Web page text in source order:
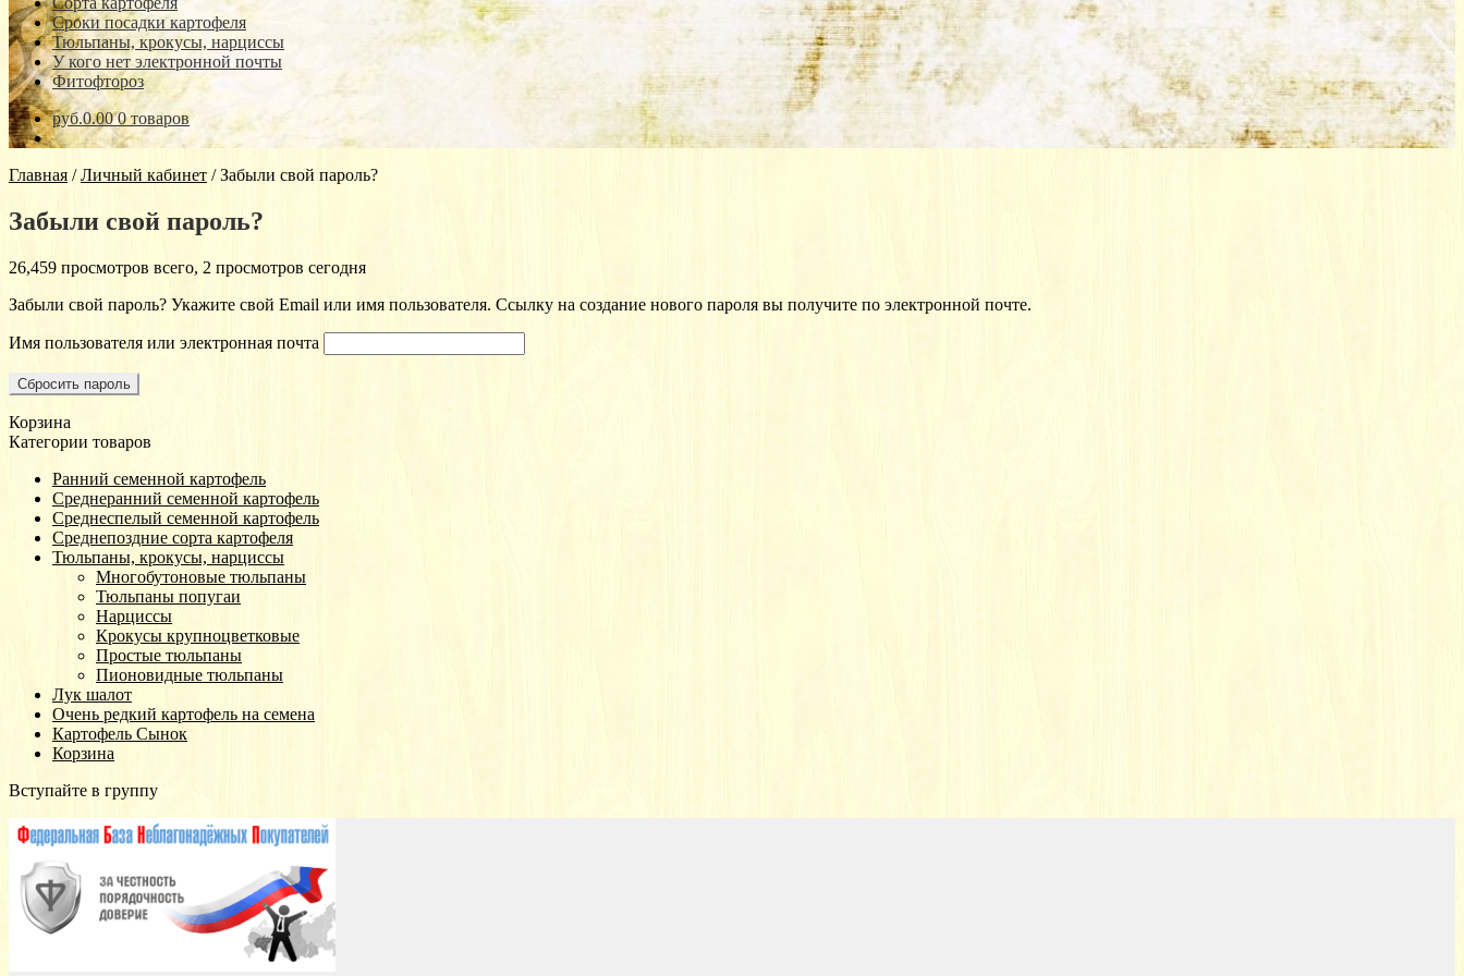
Сроки посадки картофеля
Тюльпаны, крокусы, нарциссы
У кого нет электронной почты
Фитофтороз
руб.0.00 0 товаров
Главная /Личный кабинет /Забыли свой пароль?
Забыли свой пароль?
26,459 просмотров всего, 2 просмотров сегодня
Забыли свой пароль? Укажите свой Email или имя пользователя. Ссылку на создание нового пароля вы получите по электронной почте.
Имя пользователя или электронная почта
Сбросить пароль
Корзина
Категории товаров
Ранний семенной картофель
Среднеранний семенной картофель
Среднеспелый семенной картофель
Среднепоздние сорта картофеля
Тюльпаны, крокусы, нарциссы
Многобутоновые тюльпаны
Тюльпаны попугаи
Нарциссы
Крокусы крупноцветковые
Простые тюльпаны
Пионовидные тюльпаны
Лук шалот
Очень редкий картофель на семена
Картофель Сынок
Корзина
Вступайте в группу